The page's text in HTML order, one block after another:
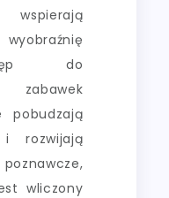
do
pobudzają
rozwijają
wliczony